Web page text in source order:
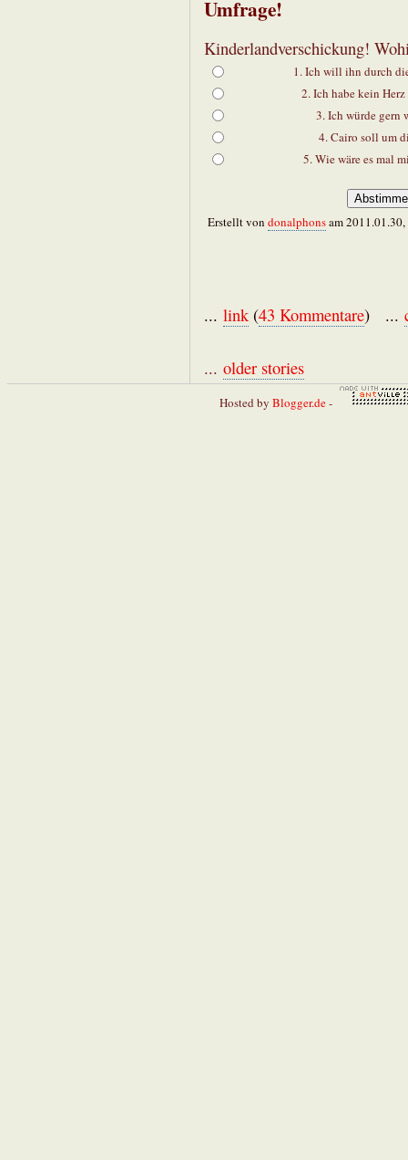
Umfrage!
Kinderlandverschickung!
1. Ich will ihn durch
2. Ich habe kein
3. Ich würde gern
4. Cairo soll um
5. Wie wäre es mal
Erstellt von donalphonsam
... link(43 Kommentare) ...
... older stories
Hosted by Blogger.de-